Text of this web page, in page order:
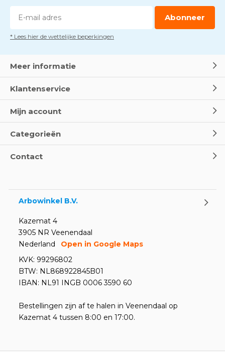
DoorMarco van Arbowinkel.nl
Dag van de BHV - Als elke
Oogspoel flessen en
Abonneer
* Lees hier de wettelijke beperkingen
Meer informatie
Klantenservice
Mijn account
Categorieën
Contact
Arbowinkel B.V.
Kazemat 4
3905 NR Veenendaal
Nederland
Open in Google Maps
KVK: 99296802
BTW: NL868922845B01
IBAN: NL91 INGB 0006 3590 60
Bestellingen zijn af te halen in Veenendaal op
Kazemat 4 tussen 8:00 en 17:00.